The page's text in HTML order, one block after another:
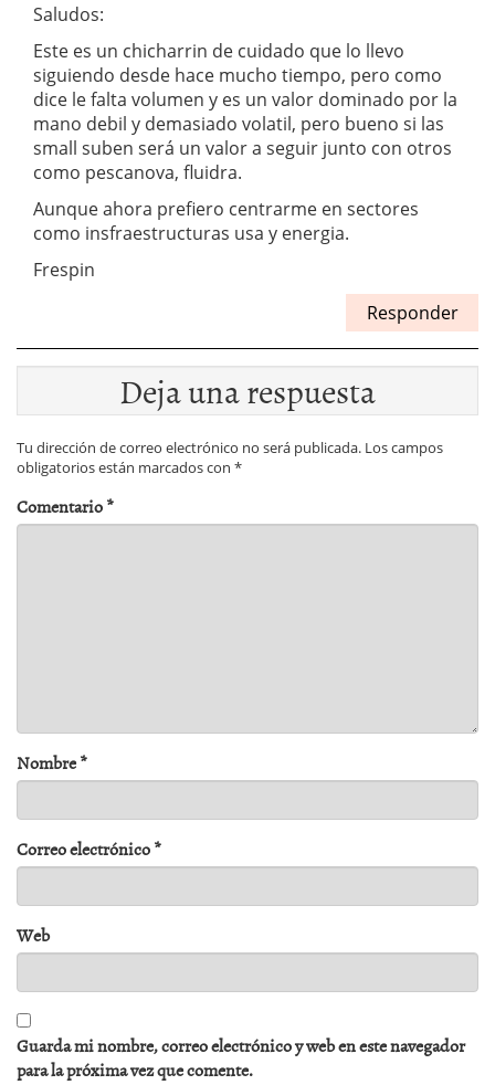
Saludos:
Este es un chicharrin de cuidado que lo llevo
siguiendo desde hace mucho tiempo, pero como
dice le falta volumen y es un valor dominado por la
mano debil y demasiado volatil, pero bueno si las
small suben será un valor a seguir junto con otros
como pescanova, fluidra.
Aunque ahora prefiero centrarme en sectores
como insfraestructuras usa y energia.
Frespin
Responder
Deja una respuesta
Tu dirección de correo electrónico no será publicada. Los campos
obligatorios están marcados con *
Comentario*
Nombre*
Correo electrónico*
Web
Guarda mi nombre, correo electrónico y web en este navegador
para la próxima vez que comente.